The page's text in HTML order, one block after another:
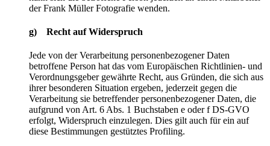
der Frank Müller Fotografie wenden.
g) Recht auf Widerspruch
Jede von der Verarbeitung personenbezogener Daten
betroffene Person hat das vom Europäischen Richtlinien- und
Verordnungsgeber gewährte Recht, aus Gründen, die sich aus
ihrer besonderen Situation ergeben, jederzeit gegen die
Verarbeitung sie betreffender personenbezogener Daten, die
aufgrund von Art. 6 Abs. 1 Buchstaben e oder f DS-GVO
erfolgt, Widerspruch einzulegen. Dies gilt auch für ein auf
diese Bestimmungen gestütztes Profiling.